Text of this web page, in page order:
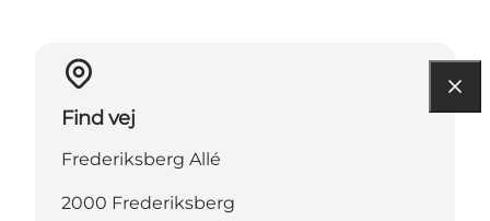
Find vej
Frederiksberg Allé
2000 Frederiksberg